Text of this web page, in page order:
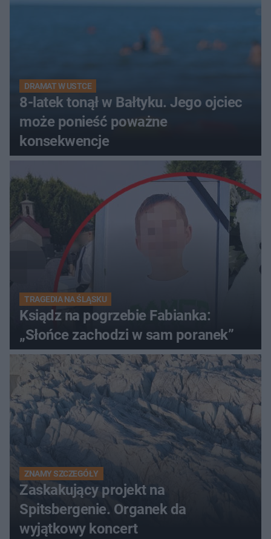
DRAMAT W USTCE
8-latek tonął w Bałtyku. Jego ojciec
może ponieść poważne
konsekwencje
TRAGEDIA NA ŚLĄSKU
Ksiądz na pogrzebie Fabianka:
„Słońce zachodzi w sam poranek”
ZNAMY SZCZEGÓŁY
Zaskakujący projekt na
Spitsbergenie. Organek da
wyjątkowy koncert